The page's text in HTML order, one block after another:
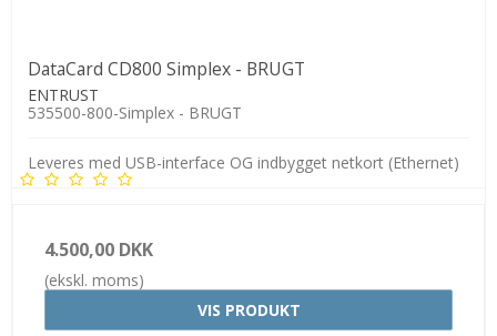
DataCard CD800 Simplex - BRUGT
ENTRUST
535500-800-Simplex - BRUGT
Leveres med USB-interface OG indbygget netkort (Ethernet)
4.500,00 DKK
(ekskl. moms)
VIS PRODUKT